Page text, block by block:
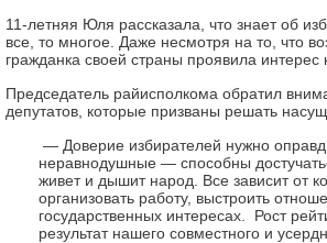
11-летняя Юля рассказала, что знает об
все, то многое. Даже несмотря на то, что
гражданка своей страны проявила
Председатель райисполкома обратил
депутатов, которые призваны решать
— Доверие избирателей нужно
неравнодушные — способны
живет и дышит народ. Все зависит от
организовать работу, выстроить
государственных интересах. Рост
результат нашего совместного и